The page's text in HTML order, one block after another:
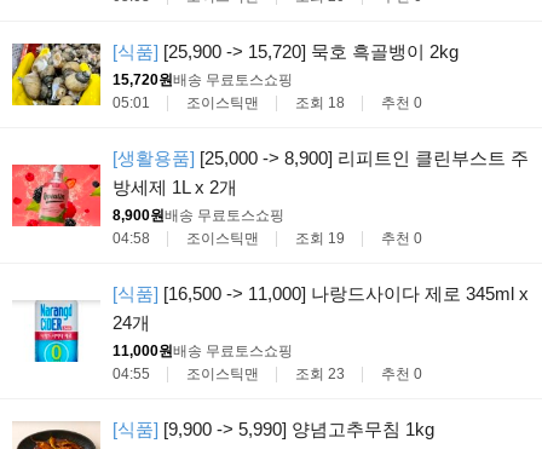
[식품] [25,900 -> 15,720] 묵호 흑골뱅이 2kg
15,720원배송 무료토스쇼핑
05:01
조이스틱맨 조회 18 추천 0
[생활용품] [25,000 -> 8,900] 리피트인 클린부스트 주
방세제 1L x 2개
8,900원배송 무료토스쇼핑
04:58
조이스틱맨 조회 19 추천 0
[식품] [16,500 -> 11,000] 나랑드사이다 제로 345ml x
24개
11,000원배송 무료토스쇼핑
04:55
조이스틱맨 조회 23 추천 0
[식품] [9,900 -> 5,990] 양념고추무침 1kg